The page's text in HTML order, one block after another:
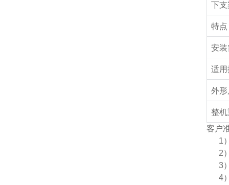
下
特点
安
适
外
整
客户
1
2
3
4